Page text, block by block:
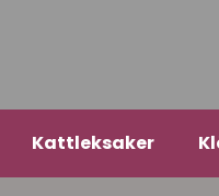
Kattleksaker